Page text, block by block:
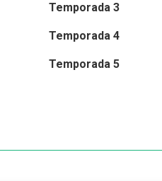
Temporada 3
Temporada 4
Temporada 5